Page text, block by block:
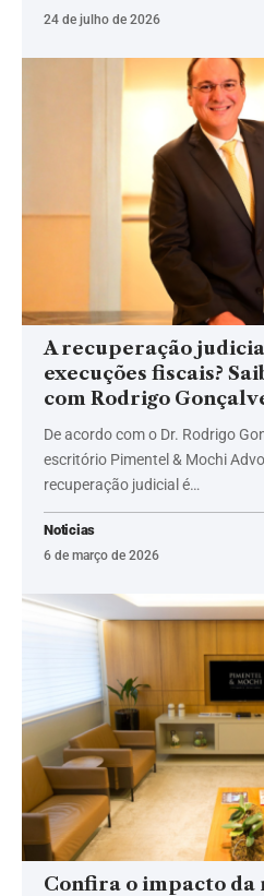
24 de julho de 2026
A recuperação
execuções fiscais?
com Rodrigo
De acordo com o Dr. Rodrigo
escritório Pimentel & Mochi
recuperação judicial é…
Noticias
6 de março de 2026
Confira o impacto da